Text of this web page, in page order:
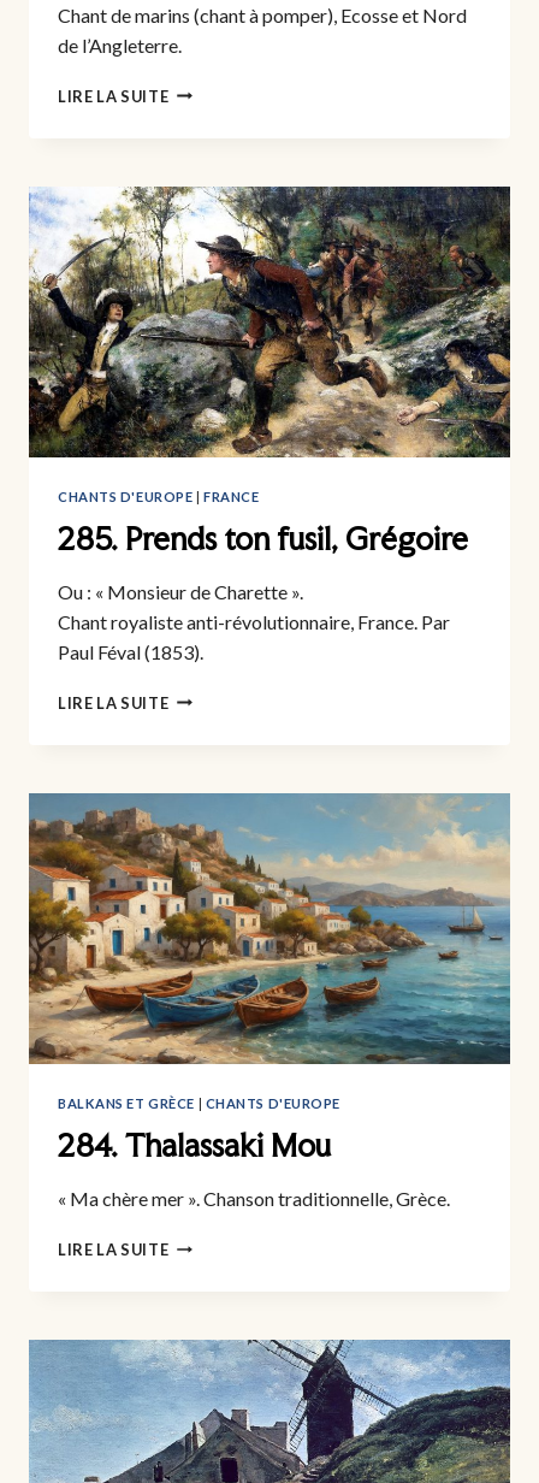
Chant de marins (chant à pomper), Ecosse et Nord
de l’Angleterre.
LIRE LA SUITE286.
CHANTS D'EUROPE |FRANCE
285. Prends ton fusil, Grégoire
Ou : « Monsieur de Charette ».
Chant royaliste anti-révolutionnaire, France. Par
Paul Féval (1853).
LIRE LA SUITE285.
GRÉGOIRE
BALKANS ET GRÈCE | CHANTS D'EUROPE
284. Thalassaki Mou
« Ma chère mer ». Chanson traditionnelle, Grèce.
LIRE LA SUITE284.